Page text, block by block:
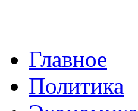
Главное
Политика